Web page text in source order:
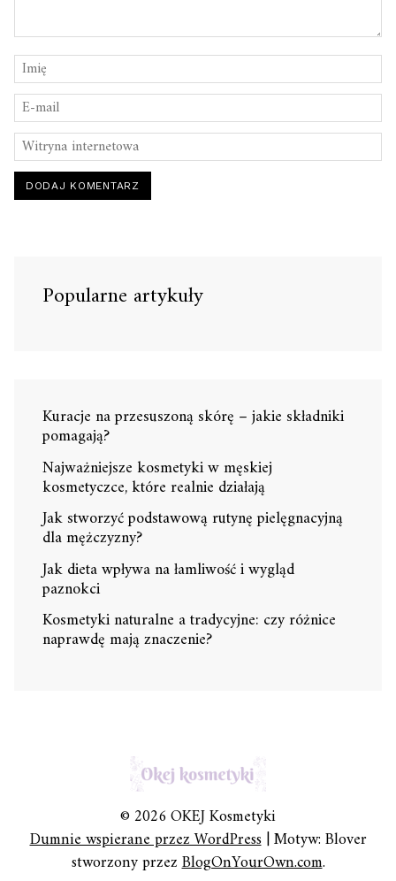
Popularne artykuły
Kuracje na przesuszoną skórę – jakie składniki
pomagają?
Najważniejsze kosmetyki w męskiej
kosmetyczce, które realnie działają
Jak stworzyć podstawową rutynę pielęgnacyjną
dla mężczyzny?
Jak dieta wpływa na łamliwość i wygląd
paznokci
Kosmetyki naturalne a tradycyjne: czy różnice
naprawdę mają znaczenie?
© 2026 OKEJ Kosmetyki
Dumnie wspierane przez WordPress|Motyw: Blover
stworzony przezBlogOnYourOwn.com.